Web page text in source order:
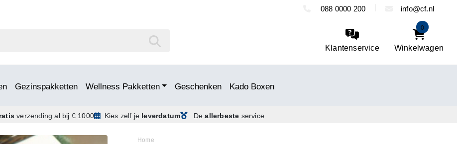
088 0000 200 info@cf.nl
Klantenservice
0
Winkelwagen
Gezinspakketten Wellness Pakketten Geschenken Kado Boxen
verzendingal bij € 1000 Kies zelf je leverdatum Deallerbeste service
Home